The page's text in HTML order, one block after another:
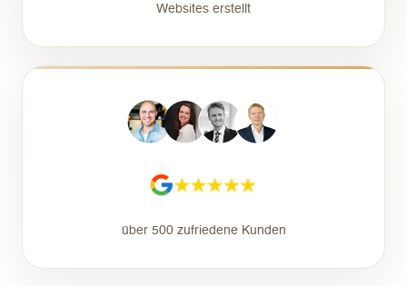
Websites erstellt
über 500 zufriedene Kunden